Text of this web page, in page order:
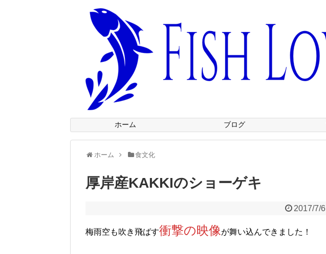
ホーム ブログ
ホーム 食文化
厚岸産KAKKIのショーゲキ
2017/7/6
梅雨空も吹き飛ばす衝撃の映像が舞い込んできました！